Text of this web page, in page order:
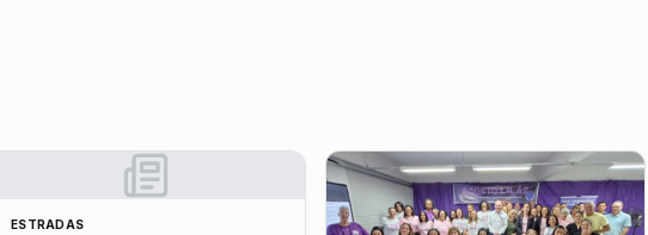
ESTRADAS